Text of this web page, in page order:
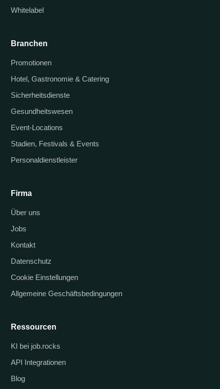
Whitelabel
Branchen
Promotionen
Hotel, Gastronomie & Catering
Sicherheitsdienste
Gesundheitswesen
Event-Locations
Stadien, Festivals & Events
Personaldienstleister
Firma
Über uns
Jobs
Kontakt
Datenschutz
Cookie Einstellungen
Allgemeine Geschäftsbedingungen
Ressourcen
KI bei job.rocks
API Integrationen
Blog